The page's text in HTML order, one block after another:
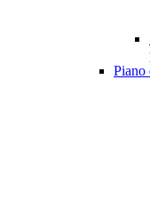
Piano